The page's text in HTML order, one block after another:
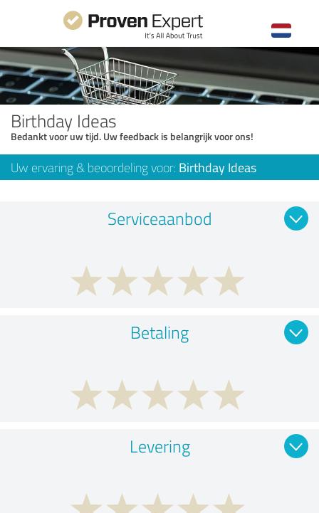
Birthday Ideas
Bedankt voor uw tijd. Uw feedback is belangrijk voor ons!
Uw ervaring & beoordeling voor: Birthday Ideas
Serviceaanbod
Betaling
Levering